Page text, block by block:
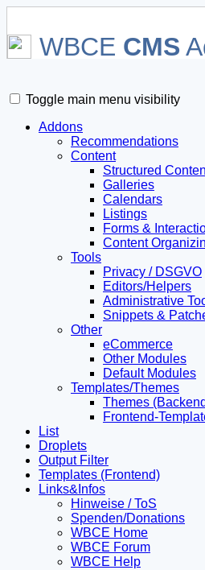
WBCE CMS
Toggle main menu visibility
Addons
Recommendations
Content
Structured
Galleries
Calendars
Listings
Forms &
Content
Tools
Privacy / DSGVO
Editors/Helpers
Administrative
Snippets &
Other
eCommerce
Other Modules
Default Modules
Templates/Themes
Themes
Frontend-
List
Droplets
Output Filter
Templates (Frontend)
Links&Infos
Hinweise / ToS
Spenden/Donations
WBCE Home
WBCE Forum
WBCE Help